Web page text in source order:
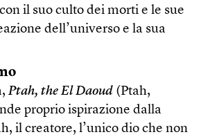
il suo culto dei morti e le sue
dell’universo e la sua
Ptah, the El Daoud (Ptah,
proprio ispirazione dalla
il creatore, l’unico dio che non